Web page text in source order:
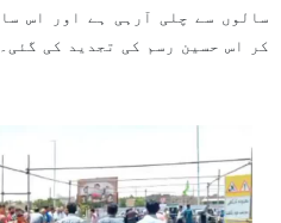
کر اس حسین رسم کی تجدید کی گئی۔